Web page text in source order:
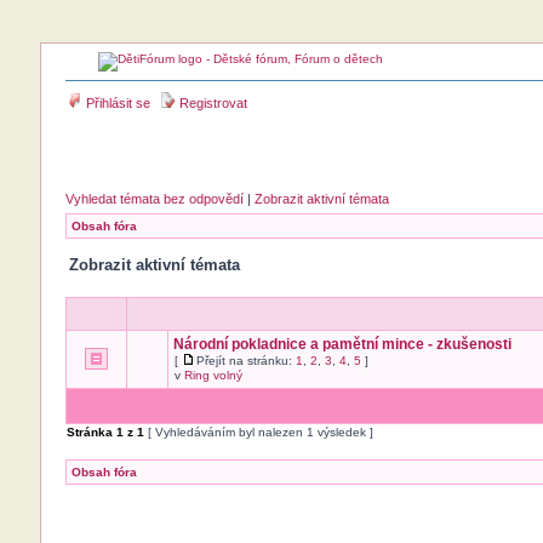
Přihlásit se Registrovat
Vyhledat témata bez odpovědí| Zobrazit aktivní témata
Obsah fóra
Zobrazit aktivní témata
Národní pokladnice a pamětní mince - zkušenosti
[ Přejít na stránku: 1 2 3 4, 5 ]
v Ring volný
Stránka 1 z 1 [ Vyhledáváním byl nalezen 1 výsledek ]
Obsah fóra